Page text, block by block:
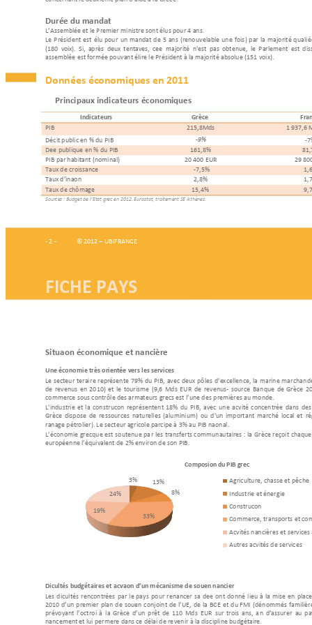
- 2 - © 2012 – UBIFRANCE
Durée du mandat
L’Assemblée et le Premier ministre sont élus pour 4 ans.
Le Président est élu pour un mandat de 5 ans (renouvelable une fois) par la majorité q
(180  voix). Si, après  deux tentatives, cette  majorité  n'est pas obtenue,  le Parlement  est
assemblée est formée pouvant élire le Président à la majorité absolue (151 voix).
Données économiques en 2011
Principaux indicateurs économiques
Indicateurs Grèce
PIB
215,8Mds
1 937,6
Déficit public en % du PIB -9% -
Dette publique en % du PIB 161,8% 81
PIB par habitant (nominal) 20 400 EUR
29
Taux de croissance
-7,5%
Taux d’inflation
2,8%
Taux de chômage
15,4%
Sources : Budget de l’Etat grec en 2012. Eurostat, traitement SE Athènes.
FICHE PAYS
Situation économique et financière
Une économie très orientée vers les services
Le secteur tertiaire représente 79% du PIB, avec deux pôles d'excellence, la marine marchan
de revenus en 20 10) et le tourisme (9,6 Mds EUR de revenus- source Banque de Grèce
commerce sous contrôle des armateurs grecs est l’une des premières au monde.
L'industrie et la construction représentent 18% du PIB, avec une activité concentrée dans des
Grèce dispose de ressources naturelles (aluminium) ou d'un important marché local et
raffinage pétrolier). Le secteur agricole participe à 3% au PIB national.
L’économie grecque est soutenue pa r les transferts communautaires : la Grèce reçoit
européenne l’équivalent de 2% environ de son PIB.
Difficultés budgétaires et activation d’un mécanisme d e soutien financier
Les difficultés rencontrées par le pays pour refinancer sa dette ont donné lieu à la mise en
2010 d’un premier plan de soutien conjoint de l’UE de la BCE et du FMI (dénommés
prévoyant l’octroi à la Grèce d’un prêt de 110 Mds EUR sur trois ans, a fin d’assurer au
financement et lui permettre dans ce délai de revenir à la discipline budgétaire.
3%
13%
8%
33%
19%
24%
Composition du PIB grec
Agriculture, chasse et pêche
Industrie et énergie
Construction
Commerce, transports et
Activités financières et services
Autres activités de services